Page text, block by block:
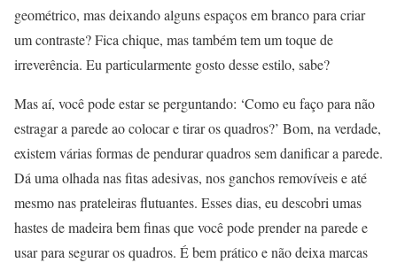
geométrico, mas deixando alguns espaços em branco para criar
um contraste? Fica chique, mas também tem um toque de
irreverência. Eu particularmente gosto desse estilo, sabe?
Mas aí, você pode estar se perguntando: ‘Como eu faço para não
estragar a parede ao colocar e tirar os quadros?’ Bom, na verdade,
existem várias formas de pendurar quadros sem danificar a parede.
Dá uma olhada nas fitas adesivas, nos ganchos removíveis e até
mesmo nas prateleiras flutuantes. Esses dias, eu descobri umas
hastes de madeira bem finas que você pode prender na parede e
usar para segurar os quadros. É bem prático e não deixa marcas